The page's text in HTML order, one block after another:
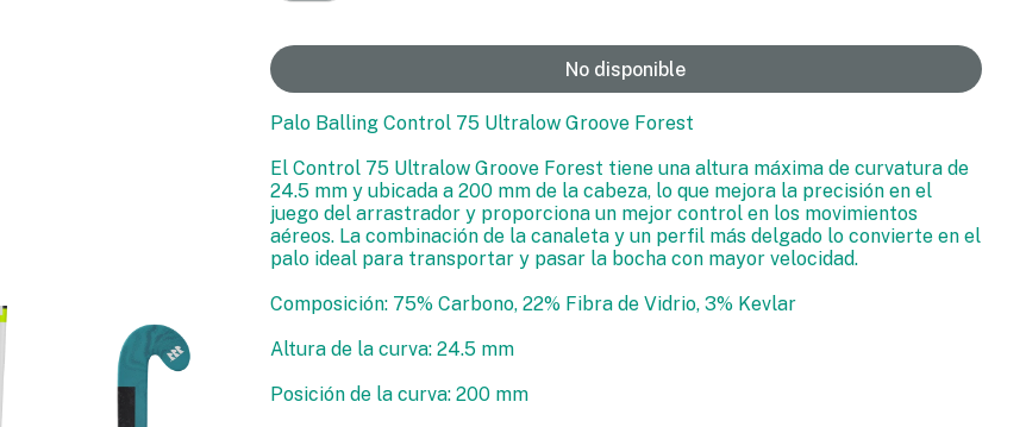
No disponible
Palo Balling Control 75 Ultralow Groove Forest
El Control 75 Ultralow Groove Forest tiene una altura máxima de curvatura de
24.5 mm y ubicada a 200 mm de la cabeza, lo que mejora la precisión en el
juego del arrastrador y proporciona un mejor control en los movimientos
aéreos. La combinación de la canaleta y un perfil más delgado lo convierte en el
palo ideal para transportar y pasar la bocha con mayor velocidad.
Composición: 75% Carbono, 22% Fibra de Vidrio, 3% Kevlar
Altura de la curva: 24.5 mm
Posición de la curva: 200 mm